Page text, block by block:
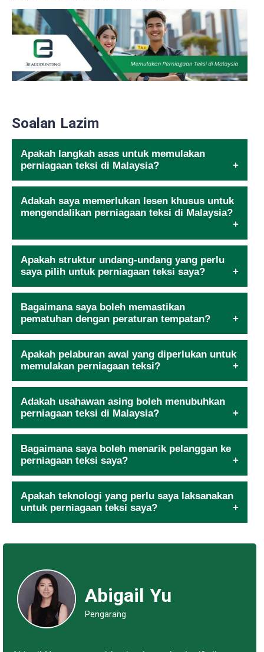
Soalan Lazim
Apakah langkah asas untuk memulakan
perniagaan teksi di Malaysia?
Adakah saya memerlukan lesen khusus untuk
mengendalikan perniagaan teksi di Malaysia?
Apakah struktur undang-undang yang perlu
saya pilih untuk perniagaan teksi saya?
Bagaimana saya boleh memastikan
pematuhan dengan peraturan tempatan?
Apakah pelaburan awal yang diperlukan untuk
memulakan perniagaan teksi?
Adakah usahawan asing boleh menubuhkan
perniagaan teksi di Malaysia?
Bagaimana saya boleh menarik pelanggan ke
perniagaan teksi saya?
Apakah teknologi yang perlu saya laksanakan
untuk perniagaan teksi saya?
Abigail Yu
Pengarang